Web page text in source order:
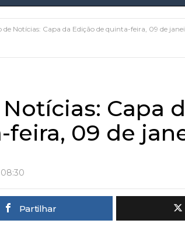
de Notícias: Capa da Edição de quinta-feira, 09 de
Capa
09 de
Partilhar